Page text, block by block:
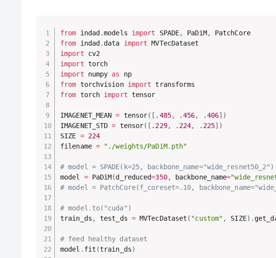
from indad.models import SPADE, PaDiM,
PatchCore
from indad. data import
import
import
import numpy as
np
from torchvision import
from torch import tensor
IMAGENET_MEAN = tensor( [ .485, .456, .406] )
IMAGENET_STD = tensor( [ .229, .224, .225] )
SIZE = 224
filename = "./weights/PaDiM.pth"
# model = SPADE(k=25, backbone_name="wide_resnet50_2")
model = PaDiM(d_reduced=350, backbone_name=
# model = PatchCore(f_coreset=.10,
# model.to("cuda")
train_ds , test_ds = MVTecDataset ( "custom" , SIZE) .
# feed healthy dataset
model . fit (train_ds)